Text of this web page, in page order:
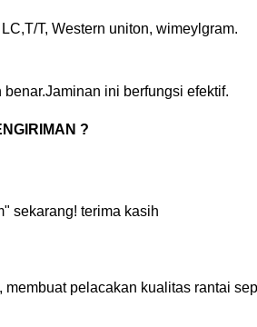
T, Western uniton, wimeylgram.
ini berfungsi efektif.
?
sekarang! terima kasih
pelacakan kualitas rantai